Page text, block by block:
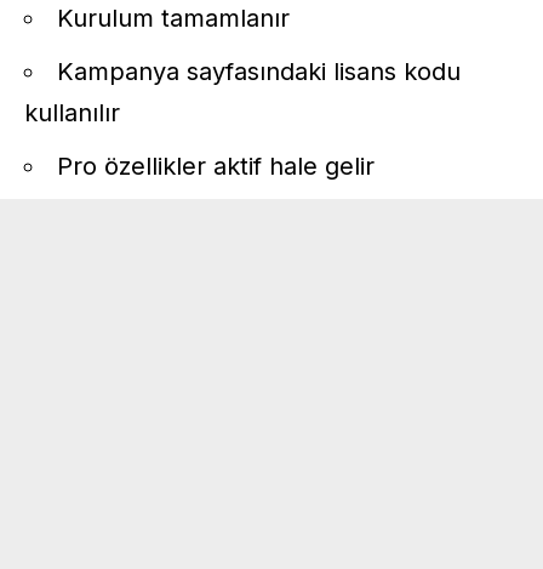
Kurulum tamamlanır
Kampanya sayfasındaki lisans kodu
kullanılır
Pro özellikler aktif hale gelir